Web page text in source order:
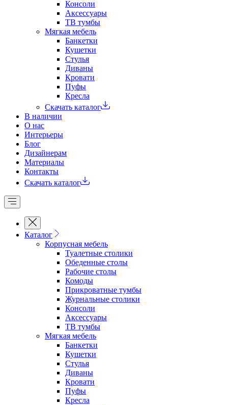
Консоли
Аксессуары
ТВ тумбы
Мягкая мебель
Банкетки
Кушетки
Стулья
Диваны
Кровати
Пуфы
Кресла
Скачать каталог
В наличии
О нас
Интерьеры
Блог
Дизайнерам
Материалы
Контакты
Скачать каталог
Каталог
Корпусная мебель
Туалетные столики
Обеденные cтолы
Рабочие столы
Комоды
Прикроватные тумбы
Журнальные столики
Консоли
Аксессуары
ТВ тумбы
Мягкая мебель
Банкетки
Кушетки
Стулья
Диваны
Кровати
Пуфы
Кресла